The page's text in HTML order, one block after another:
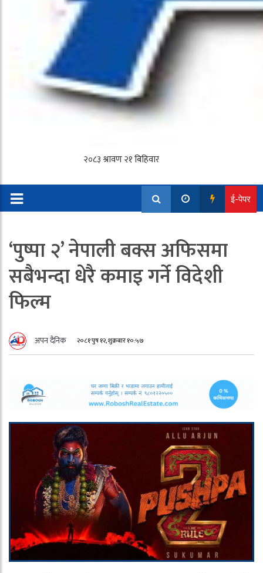
ई-पेपर
‘पुष्पा २’ नेपाली बक्स अफिसमा
सबैभन्दा धेरै कमाइ गर्ने विदेशी
फिल्म
अपन दैनिक २०८१ पुष १२, शुक्रबार १०:५७